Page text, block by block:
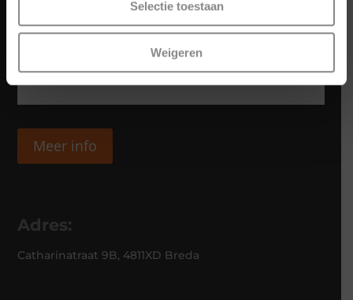
Selectie toestaan
Weigeren
Meer info
Adres:
Catharinatraat 9B, 4811XD Breda